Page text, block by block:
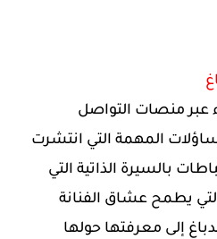
عبر منصات التواصل
المهمة التي انتشرت
بالسيرة الذاتية التي
يطمح عشاق الفنانة
إلى معرفتها حولها